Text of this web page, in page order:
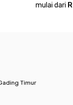
mulai dari
Timur